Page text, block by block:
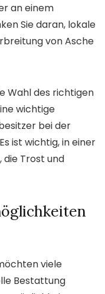
an einem
Sie daran, lokale
von Asche
Wahl des richtigen
wichtige
bei der
ist wichtig, in einer
die Trost und
viele
Bestattung